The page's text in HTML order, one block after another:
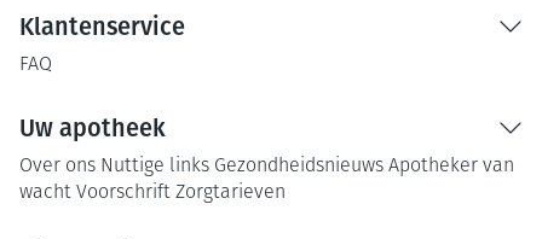
Klantenservice
FAQ
Uw apotheek
Over ons Nuttige links Gezondheidsnieuws Apotheker van
wacht Voorschrift Zorgtarieven